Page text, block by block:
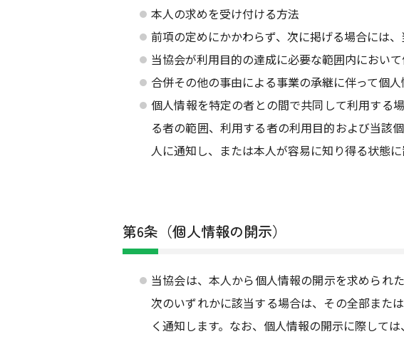
本人の求めを受け付ける方法
前項の定めにかかわらず、次に掲げる場合には
当協会が利用目的の達成に必要な範囲内におい
合併その他の事由による事業の承継に伴って個
個人情報を特定の者との間で共同して利用する
る者の範囲、利用する者の利用目的および当該
人に通知し、または本人が容易に知り得る状態
第6条（個人情報の開示）
当協会は、本人から個人情報の開示を求められ
次のいずれかに該当する場合は、その全部また
く通知します。なお、個人情報の開示に際して